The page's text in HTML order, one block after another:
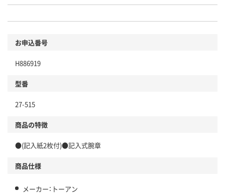
お申込番号
H886919
型番
27-515
商品の特徴
●(記入紙2枚付)●記入式腕章
商品仕様
メーカー：トーアン